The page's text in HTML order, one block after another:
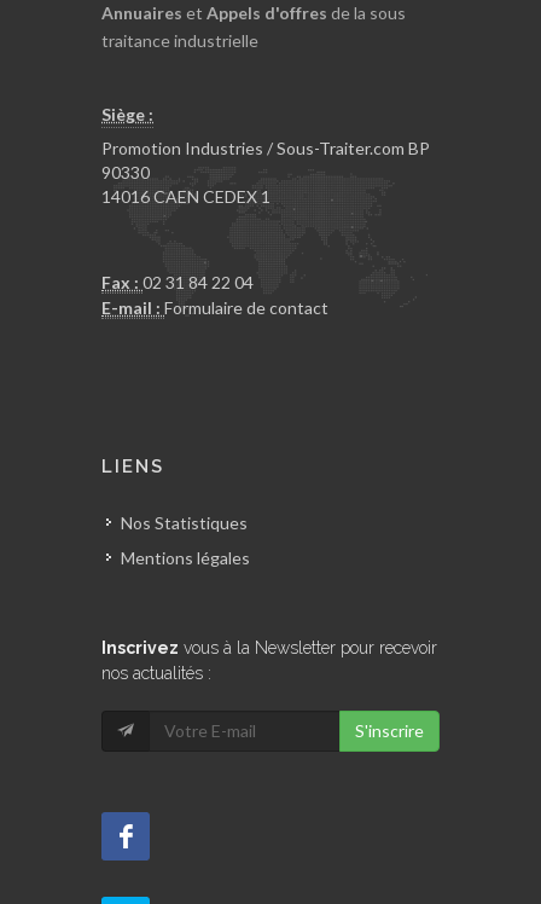
Annuaires et Appels d'offres de la sous
traitance industrielle
Siège :
Promotion Industries / Sous-Traiter.com BP
90330
14016 CAEN CEDEX 1
Fax : 02 31 84 22 04
E-mail : Formulaire de contact
LIENS
Nos Statistiques
Mentions légales
Inscrivez vous à la Newsletter pour recevoir
nos actualités :
S'inscrire